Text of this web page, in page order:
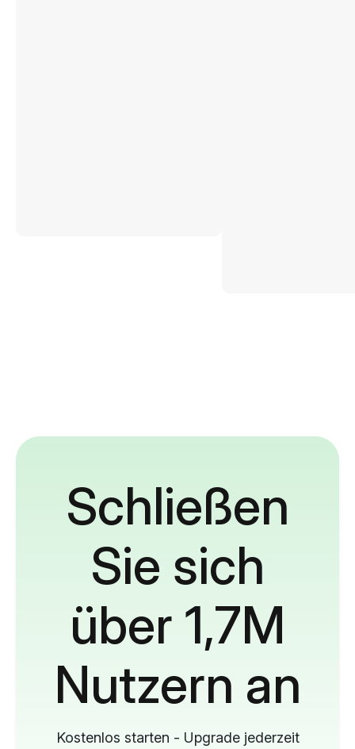
Schließen
Sie sich
über 1,7M
Nutzern an
Kostenlos starten - Upgrade jederzeit